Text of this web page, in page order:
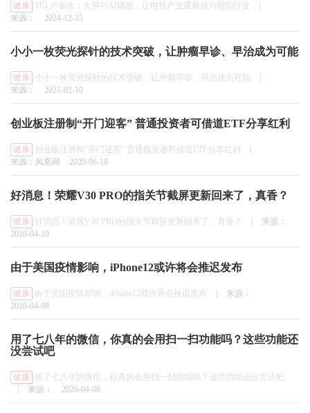
健康 TCL卢春水：大屏与AI赋能，让电视产业重新成为朝阳行业
来源：
2024-12-15
小小一枚荧光探针的技术突破，让肿瘤早诊、早治成为可能
健康 小小一枚荧光探针的技术突破，让肿瘤早诊、早治成为可能
来源：
2021-02-10
创业板注册制“开门迎客” 普通投资者可借道ETF分享红利
健康 创业板注册制“开门迎客” 普通投资者可借道ETF分享红利
来源：凤凰网
2020-06-18
好消息！荣耀V30 PRO的指关节截屏更新回来了，真香？
健康 好消息！荣耀V30 PRO的指关节截屏更新回来了，真香？
来源：
2020-04-10
由于美国疫情影响，iPhone12或许将会推迟发布
健康 由于美国疫情影响，iPhone12或许将会推迟发布
来源：
2020-04-08
用了七八年的微信，你真的会用扫一扫功能吗？这些功能还
没尝试吧
健康
用了七八年的微信，你真的会用扫一扫功能吗？这些功能还没尝试吧
来源： 2020-04-06